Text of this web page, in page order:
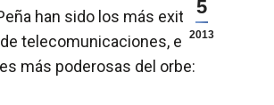
5
2013
han sido los más exitosos
telecomunicaciones, e
más poderosas del orbe: